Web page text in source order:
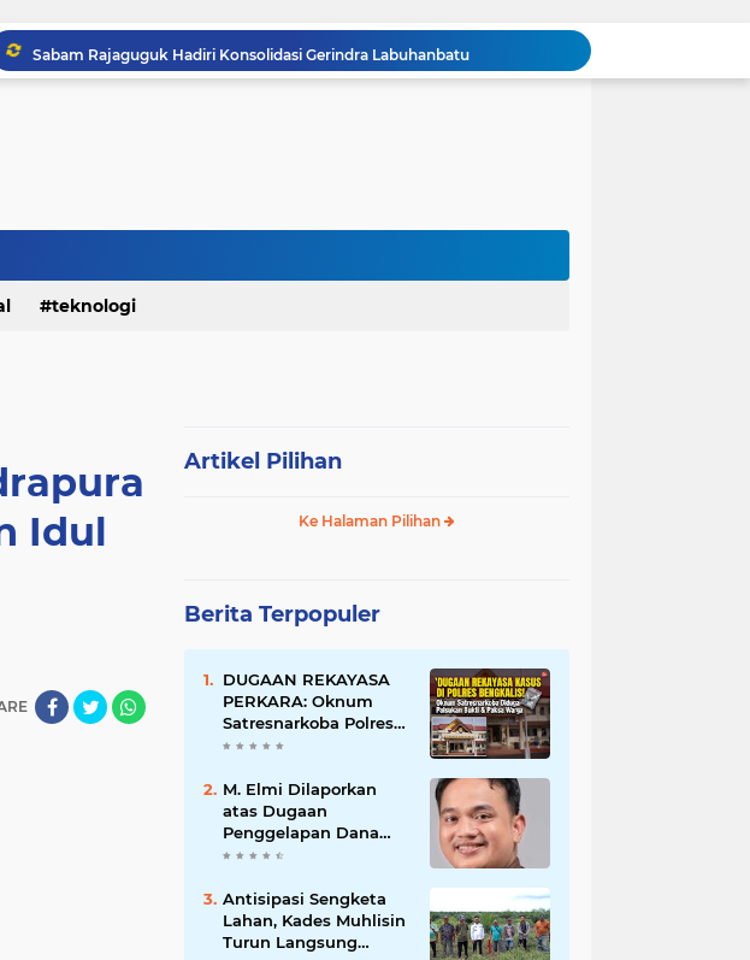
Sabam Rajaguguk Hadiri Konsolidasi Gerindra Labuhanbatu
DIDUGA Tak Sesuai Spesifikasi, Proyek Rabat Beton Dana Desa Rp119,6 Juta di Sahkuda Bayu Disorot, Warga Minta Inspektorat Turun Periksa
MEMBACA SUMATERA Balige Writers Festival 2026 Sukses Digelar. Tiga Hari Merawat Literasi, Budaya, dan Masa Depan Danau Toba
teknologi
Idul
Artikel Pilihan
Ke Halaman Pilihan
Berita Terpopuler
DUGAAN REKAYASA
PERKARA: Oknum
Satresnarkoba Polres
Bengkalis Diduga
Hingga Paksa Warga
Hadir di TKP
M. Elmi Dilaporkan
atas Dugaan
Penggelapan Dana
Pensiunan Guru dan
Pastikan Proses
Hukum Berjalan
Antisipasi Sengketa
Lahan, Kades Muhlisin
Turun Langsung